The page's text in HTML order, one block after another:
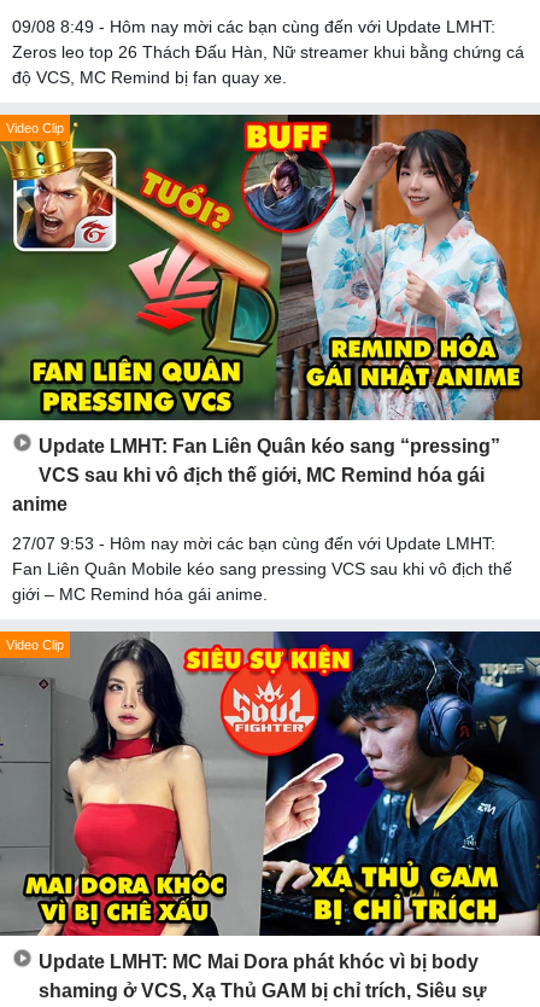
09/08 8:49 - Hôm nay mời các bạn cùng đến với Update LMHT:
Zeros leo top 26 Thách Đấu Hàn, Nữ streamer khui bằng chứng cá
độ VCS, MC Remind bị fan quay xe.
Video Clip
Update LMHT: Fan Liên Quân kéo sang “pressing”
VCS sau khi vô địch thế giới, MC Remind hóa gái
anime
27/07 9:53 - Hôm nay mời các bạn cùng đến với Update LMHT:
Fan Liên Quân Mobile kéo sang pressing VCS sau khi vô địch thế
giới – MC Remind hóa gái anime.
Video Clip
Update LMHT: MC Mai Dora phát khóc vì bị body
shaming ở VCS, Xạ Thủ GAM bị chỉ trích, Siêu sự